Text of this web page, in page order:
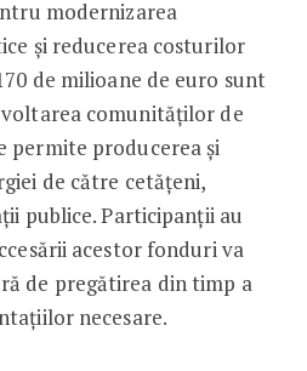
modernizarea
și reducerea costurilor
de milioane de euro sunt
comunităților de
permite producerea și
de către cetățeni,
publice. Participanții au
acestor fonduri va
de pregătirea din timp a
necesare.